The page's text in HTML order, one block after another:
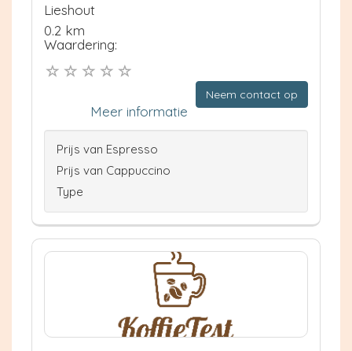
Lieshout
0.2 km
Waardering:
Neem contact op
Meer informatie
Prijs van Espresso
Prijs van Cappuccino
Type